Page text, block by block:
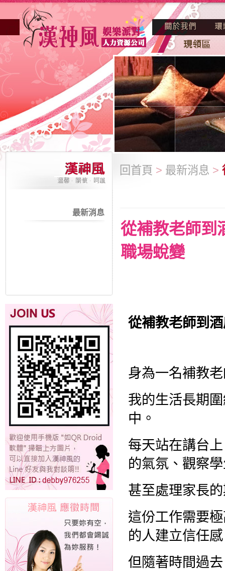
最新消息
回首頁 > 最新消息 >
從補教老師到
職場蛻變
從補教老師到
身為一名補教
我的生活長期
中。
每天站在講台
的氣氛、觀察
甚至處理家長
這份工作需要
的人建立信任
但隨著時間過